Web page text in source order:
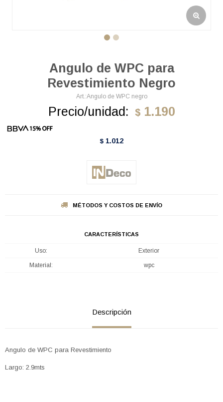
Angulo de WPC para
Revestimiento Negro
Angulo de WPC negro
Precio/unidad: $ 1.190
$ 1.012
MÉTODOS Y COSTOS DE ENVÍO
CARACTERÍSTICAS
Uso Exterior
Material wpc
Descripción
Angulo de WPC para Revestimiento
Largo: 2.9mts